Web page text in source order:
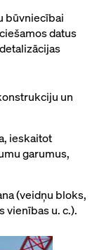
būvniecībai
datus
un
ieskaitot
garumus,
(veidņu bloks,
vienības u. c.).